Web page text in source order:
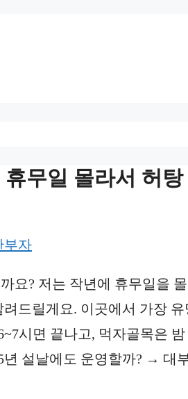
무일 몰라서 허
부자
요? 저는 작년에 휴무일을
드릴게요. 이곳에서 가장
시면 끝나고, 먹자골목은
년 설날에도 운영할까? →